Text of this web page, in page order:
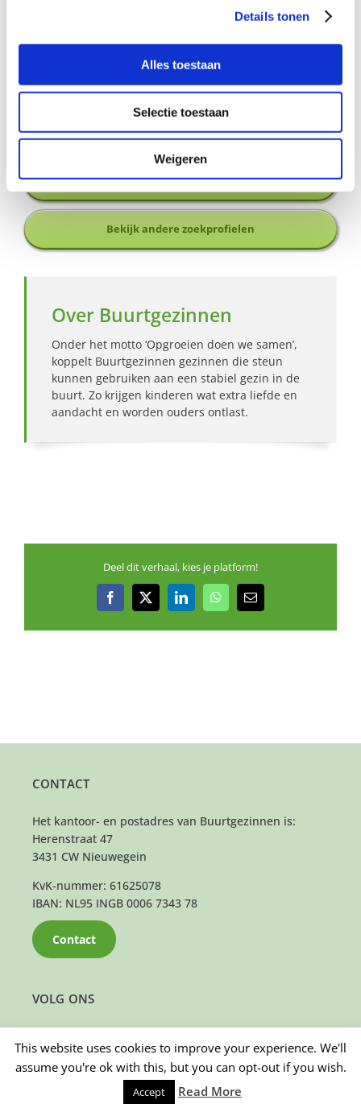
Details tonen
Alles toestaan
Selectie toestaan
Weigeren
coördinator Buurtgezinnen voor de gemeente Eindhoven,
via eva@buurtgezinnen.nlof bel: 06 – 14 39 04 74.
Aanmelden als steungezin
Hoe werkt Buurtgezinnen?
Bekijk andere zoekprofielen
Over Buurtgezinnen
Onder het motto ‘Opgroeien doen we samen’,
koppelt Buurtgezinnen gezinnen die steun
kunnen gebruiken aan een stabiel gezin in de
buurt. Zo krijgen kinderen wat extra liefde en
aandacht en worden ouders ontlast.
Deel dit verhaal, kies je platform!
Facebook
X LinkedInWhatsApp
E-
VOLG ONS
CONTACT
Het kantoor- en postadres van Buurtgezinnen is:
Herenstraat 47
3431 CW Nieuwegein
KvK-nummer: 61625078
IBAN: NL95 INGB 0006 7343 78
Contact
This website uses cookies to improve your experience. We'll
assume you're ok with this, but you can opt-out if you wish.
Accept Read More